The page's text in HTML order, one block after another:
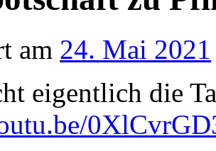
am 24. Mai 2021
eigentlich die